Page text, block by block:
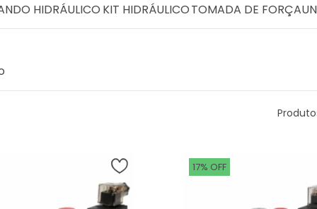
HIDRÁULICO KIT HIDRÁULICOTOMADA DE FORÇA
17% OFF